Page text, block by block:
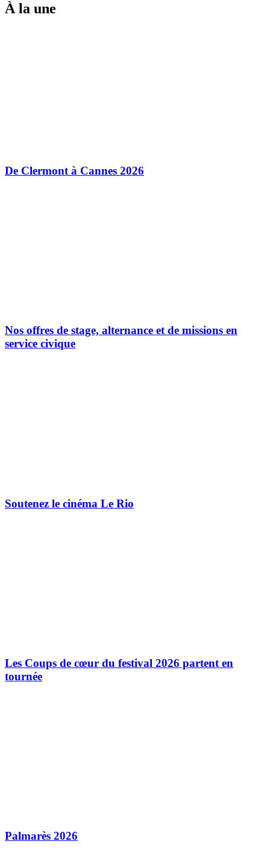
À la une
De Clermont à Cannes 2026
Nos offres de stage, alternance et de missions en
service civique
Soutenez le cinéma Le Rio
Les Coups de cœur du festival 2026 partent en
tournée
Palmarès 2026